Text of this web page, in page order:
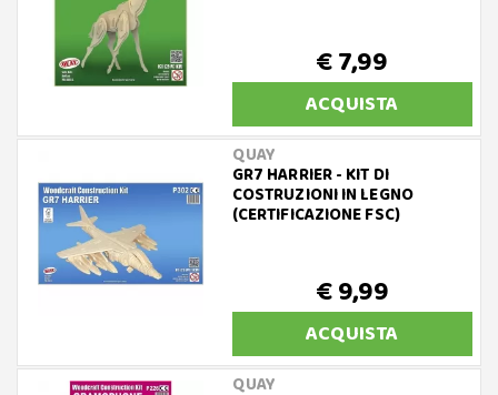
€ 7,99
ACQUISTA
QUAY
GR7 HARRIER - KIT DI
COSTRUZIONI IN LEGNO
(CERTIFICAZIONE FSC)
€ 9,99
ACQUISTA
QUAY